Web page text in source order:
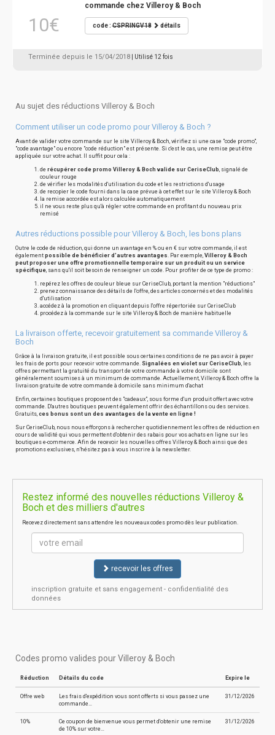
10€
commande chez Villeroy & Boch
code :CSPRINGV18 détails
Terminée depuis le 15/04/2018 | Utilisé 12 fois
Au sujet des réductions Villeroy & Boch
Comment utiliser un code promo pour Villeroy & Boch ?
Avant de valider votre commande sur le site Villeroy & Boch, vérifiez si une case "code promo",
"code avantage" ou encore "code réduction" est présente. Si c'est le cas, une remise peut être
appliquée sur votre achat. Il suffit pour cela :
de récupérer code promo Villeroy & Boch valide sur CeriseClub, signalé de
couleur rouge
de vérifier les modalités d'utilisation du code et les restrictions d'usage
de recopier le code fourni dans la case prévue à cet effet sur le site Villeroy & Boch
la remise accordée est alors calculée automatiquement
il ne vous reste plus qu'à régler votre commande en profitant du nouveau prix
remisé
Autres réductions possible pour Villeroy & Boch, les bons plans
Outre le code de réduction, qui donne un avantage en % ou en € sur votre commande, il est
également possible de bénéficier d'autres avantages. Par exemple, Villeroy & Boch
peut proposer une offre promotionnelle temporaire sur un produit ou un service
spécifique, sans qu'il soit besoin de renseigner un code. Pour profiter de ce type de promo :
repérez les offres de couleur bleue sur CeriseClub, portant la mention "réductions"
prenez connaissance des détails de l'offre, des articles concernés et des modalités
d'utilisation
accédez à la promotion en cliquant depuis l'offre répertoriée sur CeriseClub
procédez à la commande sur le site Villeroy & Boch de manière habituelle
La livraison offerte, recevoir gratuitement sa commande Villeroy &
Boch
Grâce à la livraison gratuite, il est possible sous certaines conditions de ne pas avoir à payer
les frais de ports pour recevoir votre commande. Signalées en violet sur CeriseClub, les
offres permettant la gratuité du transport de votre commande à votre domicile sont
généralement soumises à un minimum de commande. Actuellement, Villeroy & Boch offre la
livraison gratuite de votre commande à domicile sans minimum d'achat
Enfin, certaines boutiques proposent des "cadeaux", sous forme d'un produit offert avec votre
commande. D'autres boutiques peuvent également offrir des échantillons ou des services.
Gratuits, ces bonus sont un des avantages de la vente en ligne !
Sur CeriseClub, nous nous efforçons à rechercher quotidiennement les offres de réduction en
cours de validité qui vous permettent d'obtenir des rabais pour vos achats en ligne sur les
boutiques e-commerce. Afin de recevoir les nouvelles offres Villeroy & Boch ainsi que des
promotions exclusives, n'hésitez pas à vous inscrire à la newsletter.
Restez informé des nouvelles réductions Villeroy &
Boch et des milliers d'autres
Recevez directement sans attendre les nouveaux codes promo dès leur publication.
recevoir les offres
inscription gratuite et sans engagement - confidentialité des
données
Codes promo valides pour Villeroy & Boch
Réduction Détails du code Expire le
Offre web
Les frais d'expédition vous sont offerts si vous passez une
commande…
31/12/2026
10%
Ce coupon de bienvenue vous permet d'obtenir une remise
de 10% sur votre…
31/12/2026